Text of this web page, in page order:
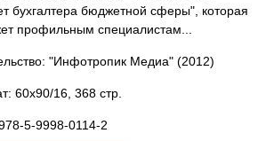
бухгалтера бюджетной сферы", которая
профильным специалистам...
"Инфотропик Медиа" (2012)
60x90/16, 368 стр.
5-9998-0114-2